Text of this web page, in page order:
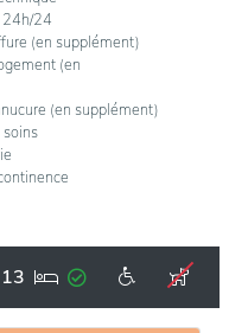
24h/24
(en supplément)
(en
(en supplément)
13